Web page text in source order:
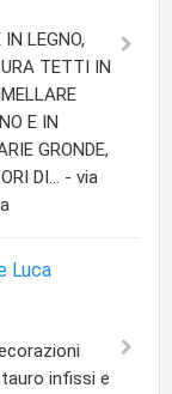
LEGNO,
TETTI IN
E IN
GRONDE,
DI... - via
Luca
infissi e